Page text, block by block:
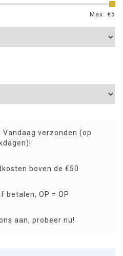
Max: €5
Vandaag verzonden (op
boven de €50
betalen, OP = OP
aan, probeer nu!